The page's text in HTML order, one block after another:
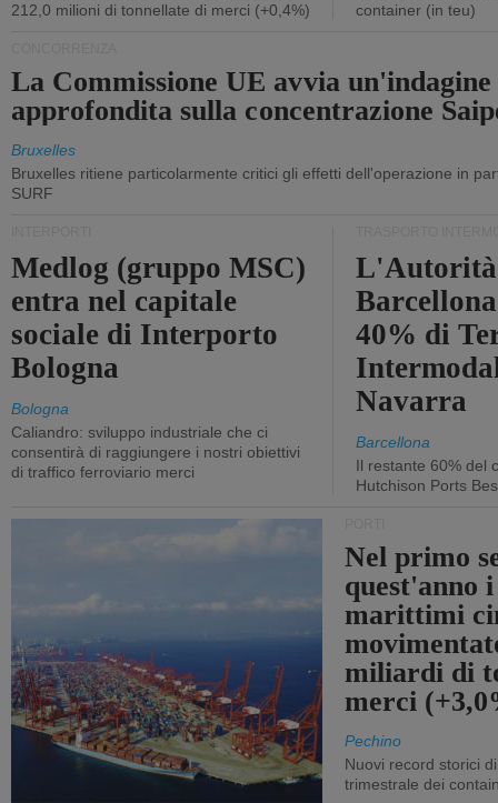
212,0 milioni di tonnellate di merci (+0,4%)
container (in teu)
La Commissione UE avvia un'indagine
approfondita sulla concentrazione
Bruxelles
Bruxelles ritiene particolarmente critici gli effetti dell'operazione in
SURF
Medlog (gruppo MSC)
entra nel capitale
sociale di Interporto
Bologna
Bologna
Caliandro: sviluppo industriale che ci
consentirà di raggiungere i nostri obiettivi
di traffico ferroviario merci
40% di
Navarra
Barcellona
Il restante 60% del
Hutchison Ports
Nel primo
quest'anno
marittimi
miliardi di
merci
Pechino
Nuovi record storici
trimestrale dei